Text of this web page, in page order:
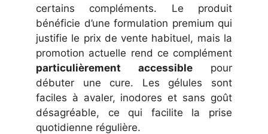
certains compléments. Le produit
bénéficie d’une formulation premium qui
justifie le prix de vente habituel, mais la
promotion actuelle rend ce complément
particulièrement accessible pour
débuter une cure. Les gélules sont
faciles à avaler, inodores et sans goût
désagréable, ce qui facilite la prise
quotidienne régulière.